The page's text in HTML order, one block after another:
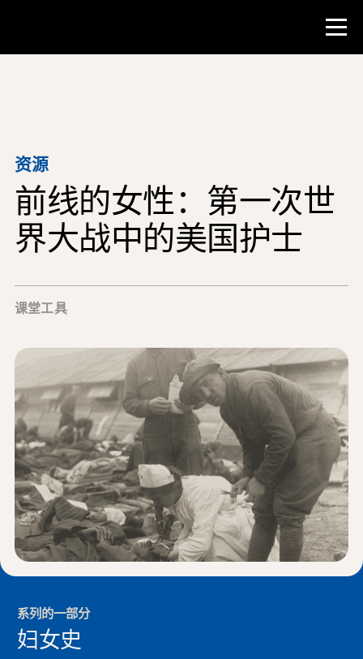
教师资源
课堂工具
培训班
研究所
教学研究技能
为 NHD 学生提供建议
新闻与事件
关于 NHD®
参与其中
资源
前线的女性：第一次世
界大战中的美国护士
课堂工具
系列的一部分
妇女史